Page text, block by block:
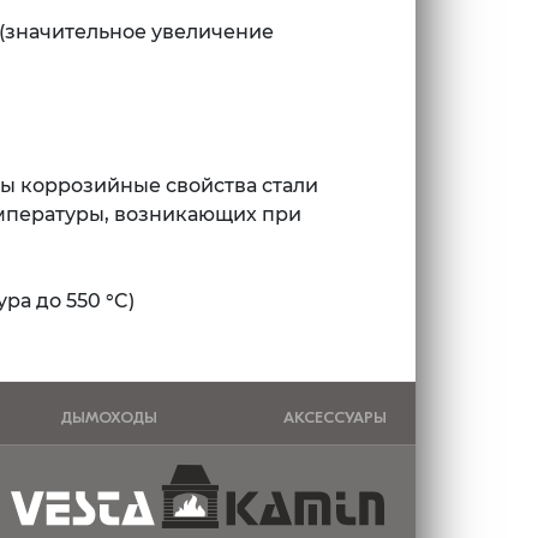
увеличение
коррозийные свойства стали
возникающих при
до 550 °C)
ДЫМОХОДЫ АКСЕССУАРЫ